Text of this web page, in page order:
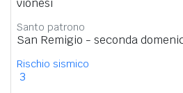
vionesi
Santo patrono
San Remigio - seconda
Rischio sismico
3